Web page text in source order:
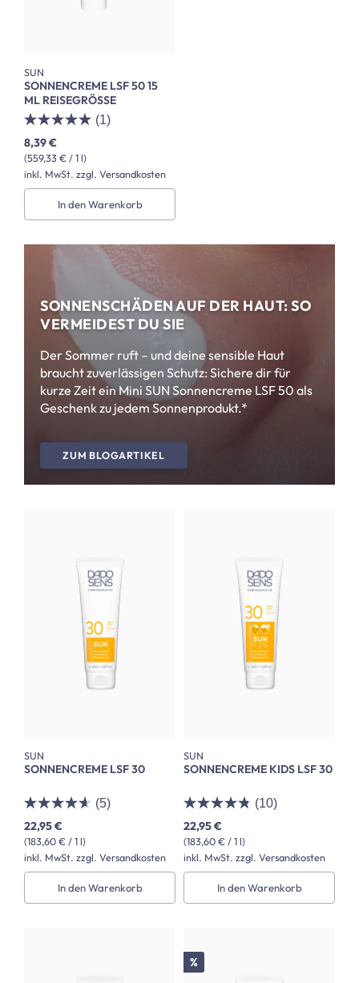
SUN
SONNENCREME LSF 50 15
ML REISEGRÖSSE
(1)
(559,33 € / 1 l)
8,39 €
inkl. MwSt. zzgl. Versandkosten
In den Warenkorb
SONNENSCHÄDEN AUF DER HAUT: SO
VERMEIDEST DU SIE
Der Sommer ruft – und deine sensible Haut
braucht zuverlässigen Schutz: Sichere dir für
kurze Zeit ein Mini SUN Sonnencreme LSF 50 als
Geschenk zu jedem Sonnenprodukt.*
ZUM BLOGARTIKEL
SUN
SONNENCREME LSF 30
(5)
(183,60 € / 1 l)
22,95 €
inkl. MwSt. zzgl. Versandkosten
In den Warenkorb
SUN
SONNENCREME KIDS LSF 30
(10)
(183,60 € / 1 l)
22,95 €
inkl. MwSt. zzgl. Versandkosten
In den Warenkorb
Rabatt
%